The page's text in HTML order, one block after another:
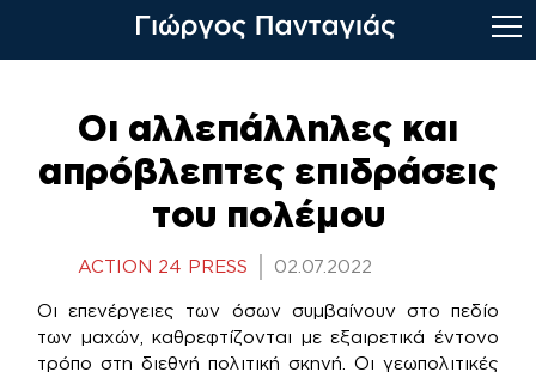
Οι αλλεπάλληλες και
απρόβλεπτες επιδράσεις
του πολέμου
ACTION 24 PRESS 02.07.2022
Οι επενέργειες των όσων συμβαίνουν στο πεδίο
των μαχών, καθρεφτίζονται με εξαιρετικά έντονο
τρόπο στη διεθνή πολιτική σκηνή. Οι γεωπολιτικές